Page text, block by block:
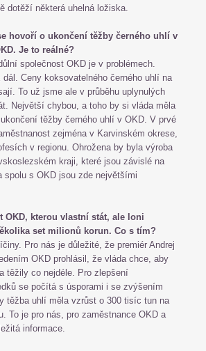
dotěží některá uhelná ložiska.
hovoří o ukončení těžby černého uhlí v
Je to reálné?
společnost OKD je v problémech.
dál. Ceny koksovatelného černého uhlí na
To už jsme ale v průběhu uplynulých
Největší chybou, a toho by si vláda měla
těžby černého uhlí v OKD. V prvé
zejména v Karvinském okrese,
v regionu. Ohrožena by byla výroba
kraji, které jsou závislé na
spolu s OKD jsou zde největšími
OKD, kterou vlastní stát, ale loni
set milionů korun. Co s tím?
Pro nás je důležité, že premiér Andrej
OKD prohlásil, že vláda chce, aby
těžily co nejdéle. Pro zlepšení
se počítá s úsporami i se zvýšením
těžba uhlí měla vzrůst o 300 tisíc tun na
To je pro nás, pro zaměstnance OKD a
informace.